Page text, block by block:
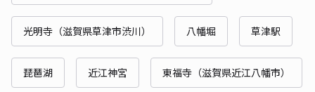
光明寺（滋賀県草津市渋川） 八幡堀 草津駅
琵琶湖 近江神宮 東福寺（滋賀県近江八幡市）